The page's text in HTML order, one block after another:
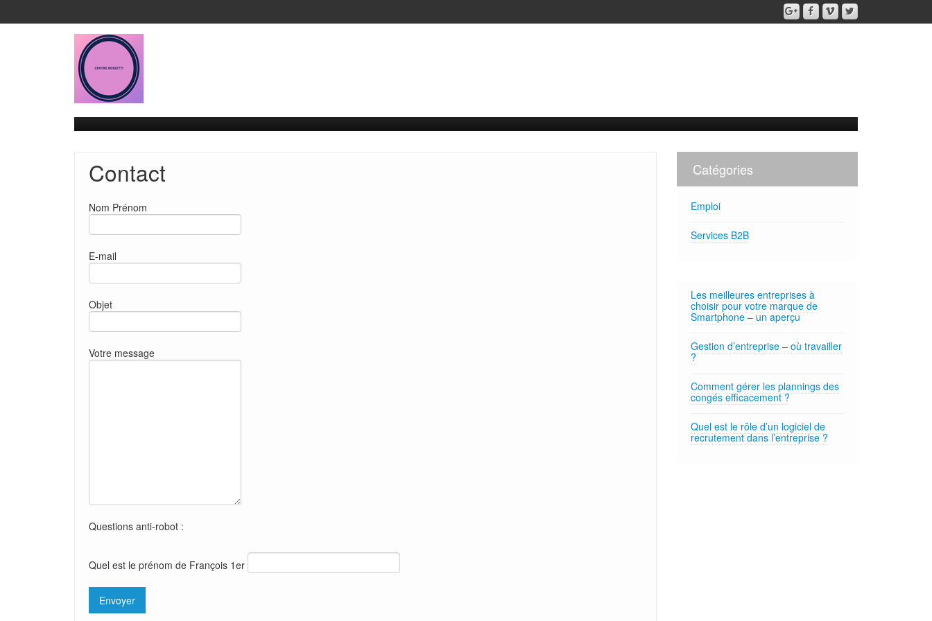
Contact
Nom Prénom
E-mail
Objet
Votre message
Questions anti-robot :
Quel est le prénom de François 1er
Catégories
Emploi
Services B2B
Les meilleures entreprises à
choisir pour votre marque de
Smartphone – un aperçu
Gestion d’entreprise – où travailler
?
Comment gérer les plannings des
congés efficacement ?
Quel est le rôle d’un logiciel de
recrutement dans l’entreprise ?